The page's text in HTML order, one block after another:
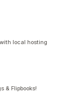
local hosting
& Flipbooks!